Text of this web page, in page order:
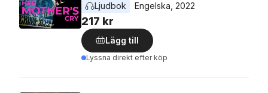
Ljudbok
Engelska, 2022
217 kr
Lägg till
Lyssna direkt efter köp